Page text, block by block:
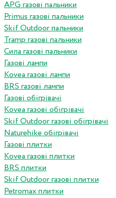
APG газові пальники
Primus газові пальники
Skif Outdoor пальники
Tramp газові пальники
Сила газові пальники
Газові лампи
Kovea газові лампи
BRS газові лампи
Газові обігрівачі
Kovea газові обігрівачі
Skif Outdoor газові обігрівачі
Naturehike обігрівачі
Газові плитки
Kovea газові плитки
BRS плитки
Skif Outdoor газові плитки
Petromax плитки